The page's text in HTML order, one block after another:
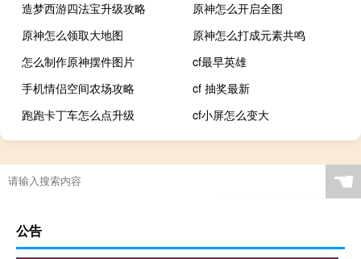
造梦西游四法宝升级攻略
原神怎么开启全图
原神怎么领取大地图
原神怎么打成元素共鸣
怎么制作原神摆件图片
cf最早英雄
手机情侣空间农场攻略
cf 抽奖最新
跑跑卡丁车怎么点升级
cf小屏怎么变大
☚
公告